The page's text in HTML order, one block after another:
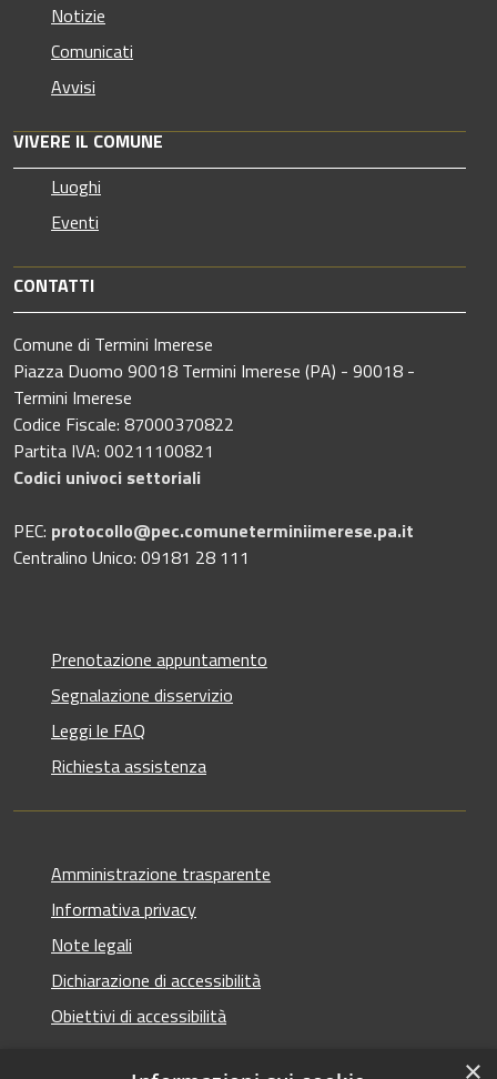
Notizie
Comunicati
Avvisi
VIVERE IL COMUNE
Luoghi
Eventi
CONTATTI
Comune di Termini Imerese
Piazza Duomo 90018 Termini Imerese (PA) - 90018 -
Termini Imerese
Codice Fiscale: 87000370822
Partita IVA: 00211100821
Codici univoci settoriali
PEC: protocollo@pec.comuneterminiimerese.pa.it
Centralino Unico: 09181 28 111
Prenotazione appuntamento
Segnalazione disservizio
Leggi le FAQ
Richiesta assistenza
Amministrazione trasparente
Informativa privacy
Note legali
Dichiarazione di accessibilità
Obiettivi di accessibilità
×